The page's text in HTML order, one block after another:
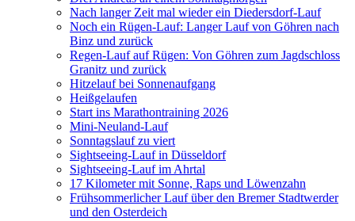
Nach langer Zeit mal wieder ein Diedersdorf-Lauf
Noch ein Rügen-Lauf: Langer Lauf von Göhren nach
Binz und zurück
Regen-Lauf auf Rügen: Von Göhren zum Jagdschloss
Granitz und zurück
Hitzelauf bei Sonnenaufgang
Heißgelaufen
Start ins Marathontraining 2026
Mini-Neuland-Lauf
Sonntagslauf zu viert
Sightseeing-Lauf in Düsseldorf
Sightseeing-Lauf im Ahrtal
17 Kilometer mit Sonne, Raps und Löwenzahn
Frühsommerlicher Lauf über den Bremer Stadtwerder
und den Osterdeich